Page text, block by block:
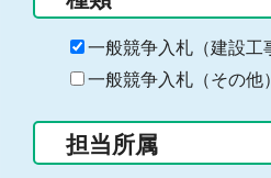
る
キ
ー
ー
一般競争入札（建設工
一般競争入札（その他）
担当所属